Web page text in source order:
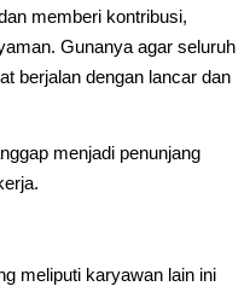
memberi kontribusi,
Gunanya agar seluruh
berjalan dengan lancar dan
menjadi penunjang
meliputi karyawan lain ini